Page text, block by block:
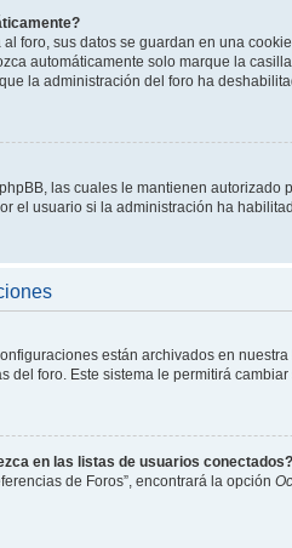
foro, sus datos se guardan en una
automáticamente solo marque la
la administración del foro ha
las cuales le mantienen
el usuario si la administración ha
están archivados en
del foro. Este sistema le permitirá
en las listas de usuarios conectados?
de Foros”, encontrará la opción